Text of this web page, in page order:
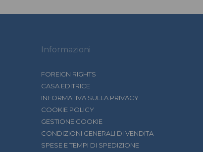
Informazioni
FOREIGN RIGHTS
CASA EDITRICE
INFORMATIVA SULLA PRIVACY
COOKIE POLICY
GESTIONE COOKIE
CONDIZIONI GENERALI DI VENDITA
SPESE E TEMPI DI SPEDIZIONE